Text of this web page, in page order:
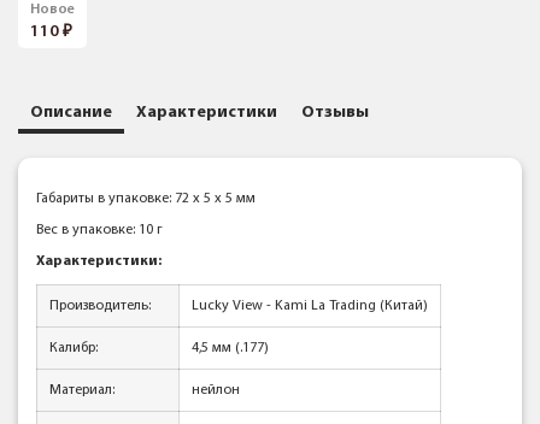
Новое
110
Описание Характеристики Отзывы
Габариты в упаковке: 72 x 5 x 5 мм
Вес в упаковке: 10 г
Характеристики:
Производитель: Lucky View - Kami La Trading (Китай)
Калибр: 4,5 мм (.177)
Материал: нейлон